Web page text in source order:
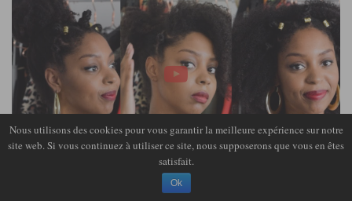
Nous utilisons des cookies pour vous garantir la meilleure expérience sur notre
site web. Si vous continuez à utiliser ce site, nous supposerons que vous en êtes
satisfait.
Ok